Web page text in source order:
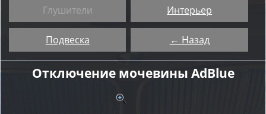
Глушители Интерьер
Подвеска ← Назад
Отключение мочевины AdBlue